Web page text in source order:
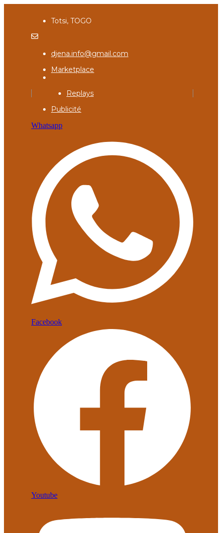
Totsi, TOGO
djena.info@gmail.com
Marketplace
Replays
Publicité
Whatsapp
Facebook
Youtube